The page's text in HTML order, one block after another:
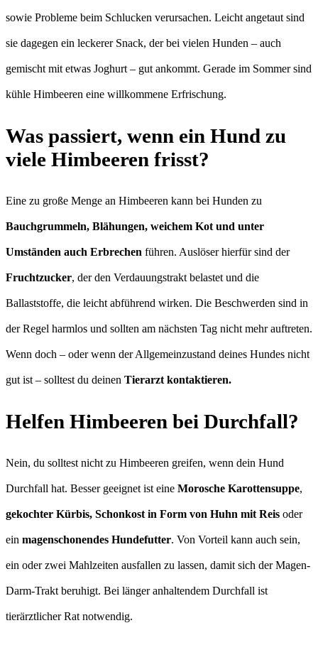
sowie Probleme beim Schlucken verursachen. Leicht angetaut sind
sie dagegen ein leckerer Snack, der bei vielen Hunden – auch
gemischt mit etwas Joghurt – gut ankommt. Gerade im Sommer sind
kühle Himbeeren eine willkommene Erfrischung.
Was passiert, wenn ein Hund zu
viele Himbeeren frisst?
Eine zu große Menge an Himbeeren kann bei Hunden zu
Bauchgrummeln, Blähungen, weichem Kot und unter
Umständen auch Erbrechen führen. Auslöser hierfür sind der
Fruchtzucker, der den Verdauungstrakt belastet und die
Ballaststoffe, die leicht abführend wirken. Die Beschwerden sind in
der Regel harmlos und sollten am nächsten Tag nicht mehr auftreten.
Wenn doch – oder wenn der Allgemeinzustand deines Hundes nicht
gut ist – solltest du deinen Tierarzt kontaktieren.
Helfen Himbeeren bei Durchfall?
Nein, du solltest nicht zu Himbeeren greifen, wenn dein Hund
Durchfall hat. Besser geeignet ist eine Morosche Karottensuppe,
gekochter Kürbis, Schonkost in Form von Huhn mit Reis oder
ein magenschonendes Hundefutter. Von Vorteil kann auch sein,
ein oder zwei Mahlzeiten ausfallen zu lassen, damit sich der Magen-
Darm-Trakt beruhigt. Bei länger anhaltendem Durchfall ist
tierärztlicher Rat notwendig.